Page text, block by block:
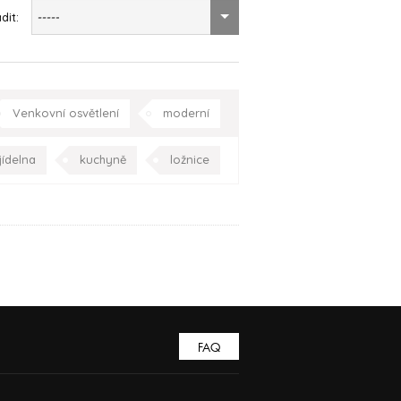
-----
Venkovní osvětlení moderní
jídelna kuchyně ložnice
FAQ